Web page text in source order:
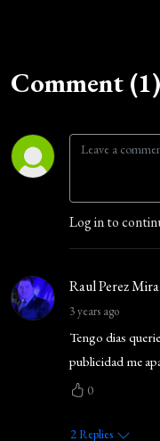
Comment (1)
Log in to
Raul Perez
3 years ago
Tengo dias
publicidad me
0
2Replies